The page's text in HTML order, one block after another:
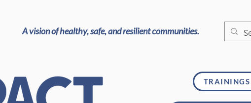
A vision of healthy, safe, and resilient communities.
TRAININGS